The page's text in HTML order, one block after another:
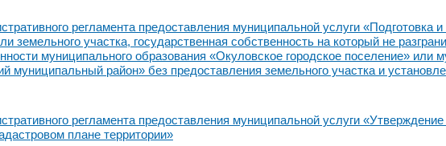
регламента предоставления муниципальной услуги «Подготовка
земельного участка, государственная собственность на который не
муниципального образования «Окуловское городское поселение» или
муниципальный район» без предоставления земельного участка и
регламента предоставления муниципальной услуги
плане территории»